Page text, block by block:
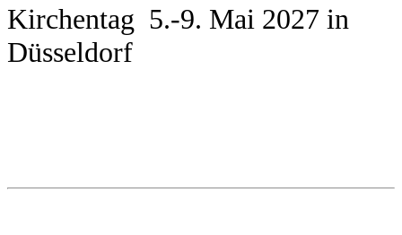
Kirchentag 5.-9. Mai 2027 in
Düsseldorf